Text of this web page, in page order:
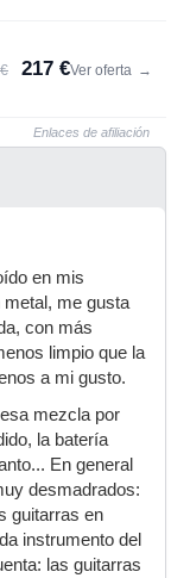
217 €Ver oferta →
Enlaces de afiliación
en mis
me gusta
con más
limpio que la
a mi gusto.
mezcla por
la batería
En general
desmadrados:
guitarras en
instrumento del
las guitarras